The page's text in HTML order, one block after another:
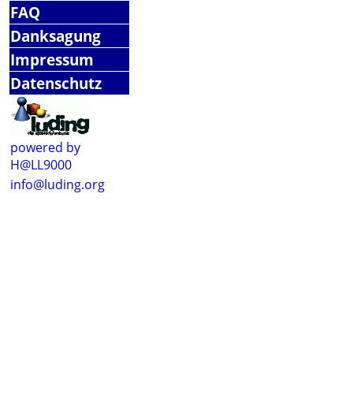
FAQ
Danksagung
Impressum
Datenschutz
powered by
H@LL9000
info@luding.org